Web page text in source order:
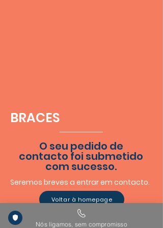
BRACES
O seu pedido de
contacto foi submetido
com sucesso.
Seremos breves a entrar em contacto.
Voltar à homepage
Nós ligamos, sem compromisso